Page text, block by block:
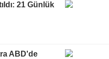
21 Günlük
ABD'de